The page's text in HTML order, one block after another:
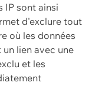
IP sont ainsi
d'exclure tout
où les données
lien avec une
et les